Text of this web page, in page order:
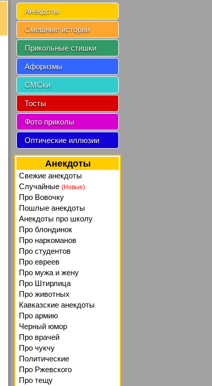
Анекдоты
Смешные истории
Прикольные стишки
Афоризмы
СМСки
Тосты
Фото приколы
Оптические иллюзии
Анекдоты
Свежие анекдоты
Случайные (Новые)
Про Вовочку
Пошлые анекдоты
Анекдоты про школу
Про блондинок
Про наркоманов
Про студентов
Про евреев
Про мужа и жену
Про Штирлица
Про животных
Кавказские анекдоты
Про армию
Черный юмор
Про врачей
Про чукчу
Политические
Про Ржевского
Про тещу